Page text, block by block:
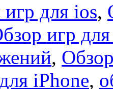
для ios,
игр
,
iPhone,